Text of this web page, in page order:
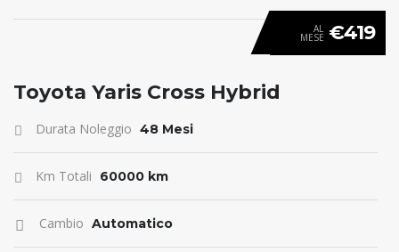
ANTICIPO 0
AL
MESE €419
Toyota Yaris Cross Hybrid
Durata Noleggio 48 Mesi
Km Totali 60000 km
Cambio Automatico